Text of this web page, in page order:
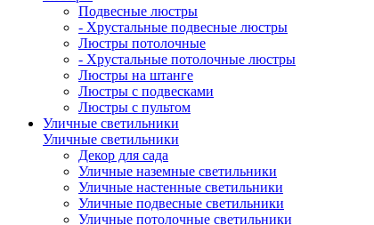
Подвесные люстры
- Хрустальные подвесные люстры
Люстры потолочные
- Хрустальные потолочные люстры
Люстры на штанге
Люстры с подвесками
Люстры с пультом
Уличные светильники
Уличные светильники
Декор для сада
Уличные наземные светильники
Уличные настенные светильники
Уличные подвесные светильники
Уличные потолочные светильники